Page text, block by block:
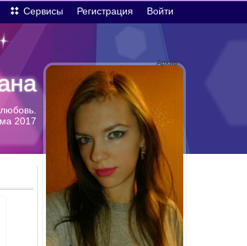
Сервисы Регистрация Войти
2017
Архив